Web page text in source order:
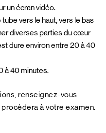
un écran vidéo.
vers le haut, vers le bas
diverses parties du cœur
dure environ entre 20 à 40
à 40 minutes.
renseignez-vous
à votre examen.